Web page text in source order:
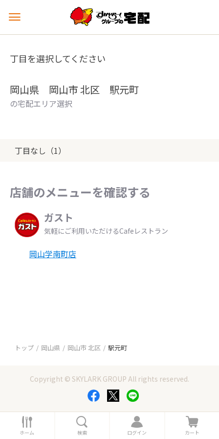
メ
ュ
を
丁目を選択してください
岡山県 岡山市 北区 駅元町
の宅配エリア選択
丁目なし（1）
店舗のメニューを確認する
ガスト
気軽にご利用いただけるCafeレストラン
岡山学南町店
トップ 岡山県 岡山市 北区 駅元町
Copyright © SKYLARK GROUP All rights reserved.
ホ
ー
ホーム 索
検索
ロ
グ
ログイン
カ
ー
カート